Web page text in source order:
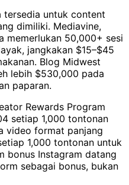
tersedia untuk content
dimiliki. Mediavine,
memerlukan 50,000+ sesi
jangkakan $15–$45
Blog Midwest
lebih $530,000 pada
paparan.
Rewards Program
setiap 1,000 tontonan
video format panjang
1,000 tontonan untuk
bonus Instagram datang
sebagai bonus, bukan